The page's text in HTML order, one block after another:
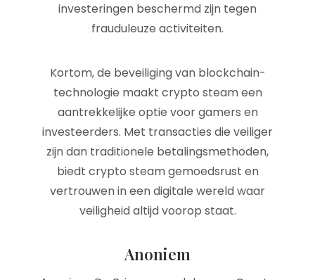
investeringen beschermd zijn tegen
frauduleuze activiteiten.
Kortom, de beveiliging van blockchain-
technologie maakt crypto steam een
aantrekkelijke optie voor gamers en
investeerders. Met transacties die veiliger
zijn dan traditionele betalingsmethoden,
biedt crypto steam gemoedsrust en
vertrouwen in een digitale wereld waar
veiligheid altijd voorop staat.
Anoniem